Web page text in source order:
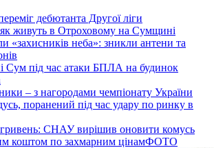
дебютанта Другої ліги
живуть в Отроховому на Сумщині
«захисників неба»: зникли антени та
Сум під час атаки БПЛА на будинок
– з нагородами чемпіонату України
поранений під час удару по ринку в
СНАУ вирішив оновити комусь
коштом по захмарним цінамФОТО